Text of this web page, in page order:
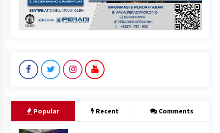
Popular Recent Comments